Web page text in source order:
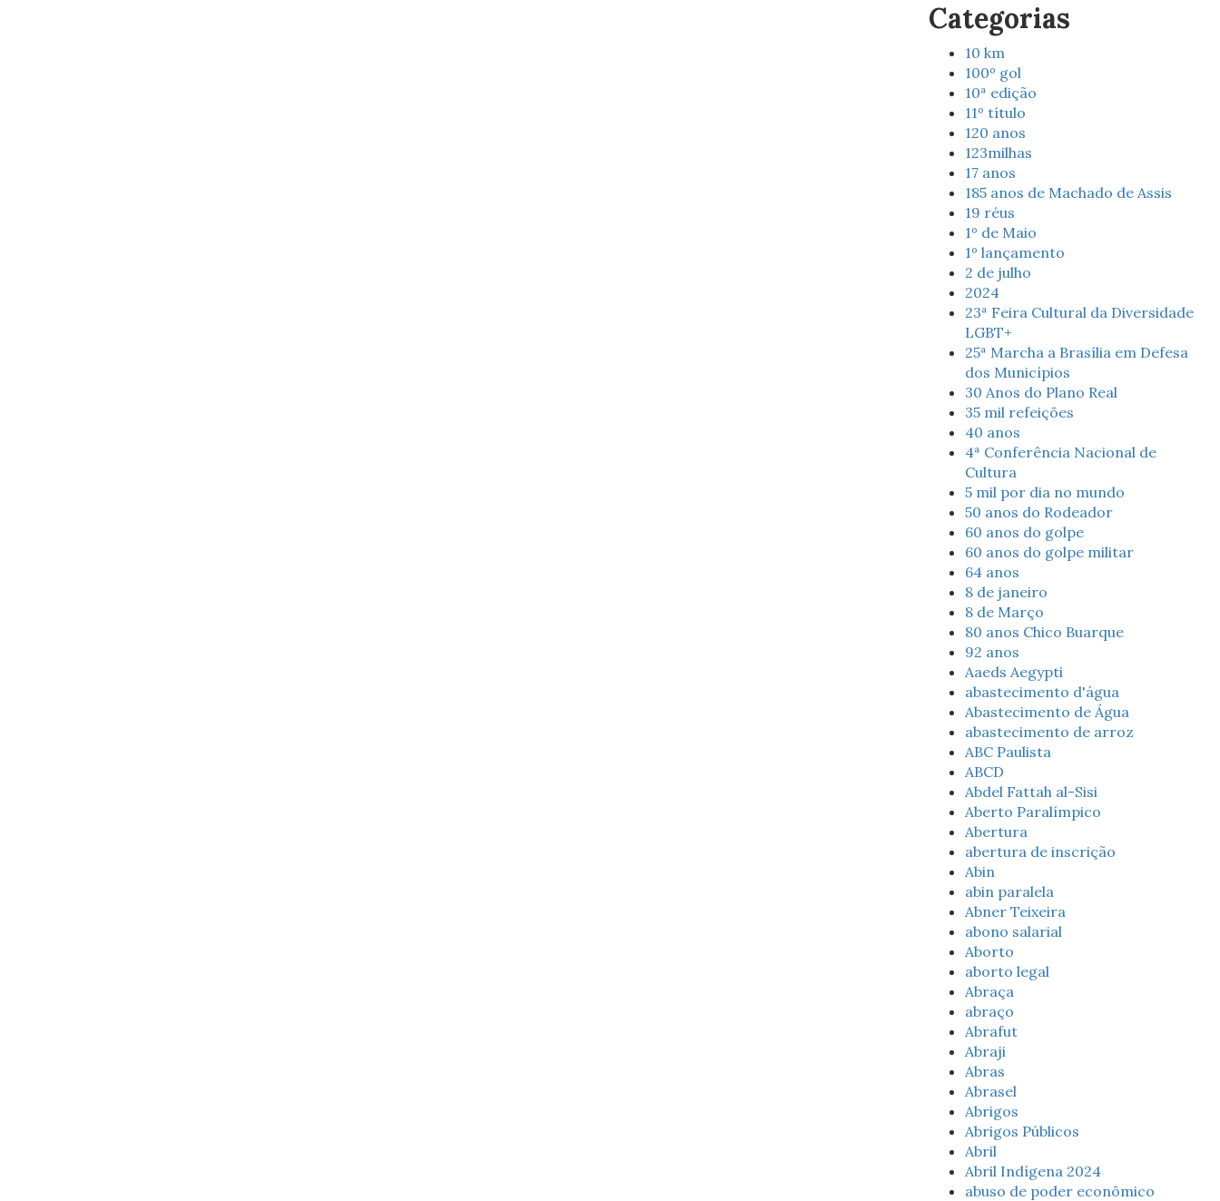
Categorias
10 km
100º gol
10ª edição
11º título
120 anos
123milhas
17 anos
185 anos de Machado de Assis
19 réus
1º de Maio
1º lançamento
2 de julho
2024
23ª Feira Cultural da Diversidade
LGBT+
25ª Marcha a Brasília em Defesa
dos Municípios
30 Anos do Plano Real
35 mil refeições
40 anos
4ª Conferência Nacional de
Cultura
5 mil por dia no mundo
50 anos do Rodeador
60 anos do golpe
60 anos do golpe militar
64 anos
8 de janeiro
8 de Março
80 anos Chico Buarque
92 anos
Aaeds Aegypti
abastecimento d'água
Abastecimento de Água
abastecimento de arroz
ABC Paulista
ABCD
Abdel Fattah al-Sisi
Aberto Paralímpico
Abertura
abertura de inscrição
Abin
abin paralela
Abner Teixeira
abono salarial
Aborto
aborto legal
Abraça
abraço
Abrafut
Abraji
Abras
Abrasel
Abrigos
Abrigos Públicos
Abril
Abril Indígena 2024
abuso de poder econômico